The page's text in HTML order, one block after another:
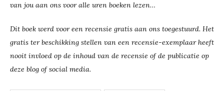
van jou aan ons voor alle uren boeken lezen…
Dit boek werd voor een recensie gratis aan ons toegestuurd. Het
gratis ter beschikking stellen van een recensie-exemplaar heeft
nooit invloed op de inhoud van de recensie of de publicatie op
deze blog of social media.